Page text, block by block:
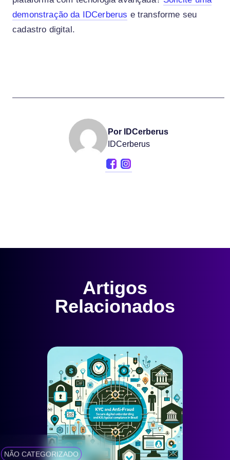
demonstração da IDCerberus e transforme seu
cadastro digital.
Por IDCerberus
IDCerberus
Artigos
Relacionados
NÃO CATEGORIZADO